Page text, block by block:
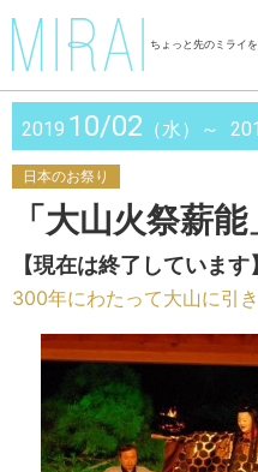
ちょっと先のミライ
2019 10/02 （水）～
日本のお祭り
「大山火祭薪能
【現在は終了しています】
300年にわたって大山に引